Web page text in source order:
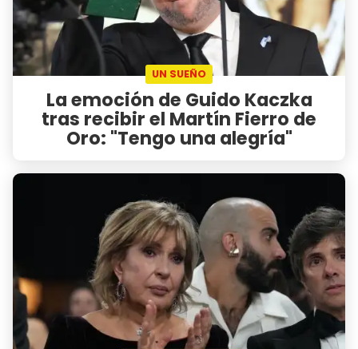
UN SUEÑO
La emoción de Guido Kaczka
tras recibir el Martín Fierro de
Oro: "Tengo una alegría"